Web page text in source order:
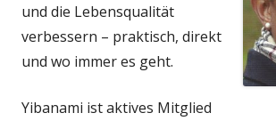
und die Lebensqualität
verbessern – praktisch, direkt
und wo immer es geht.
Yibanami ist aktives Mitglied